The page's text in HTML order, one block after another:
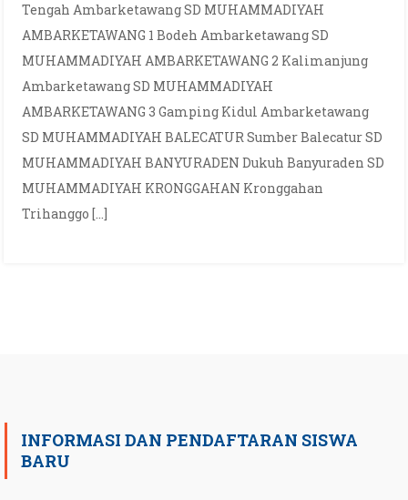
Tengah Ambarketawang SD MUHAMMADIYAH
AMBARKETAWANG 1 Bodeh Ambarketawang SD
MUHAMMADIYAH AMBARKETAWANG 2 Kalimanjung
Ambarketawang SD MUHAMMADIYAH
AMBARKETAWANG 3 Gamping Kidul Ambarketawang
SD MUHAMMADIYAH BALECATUR Sumber Balecatur SD
MUHAMMADIYAH BANYURADEN Dukuh Banyuraden SD
MUHAMMADIYAH KRONGGAHAN Kronggahan
Trihanggo […]
INFORMASI DAN PENDAFTARAN SISWA
BARU